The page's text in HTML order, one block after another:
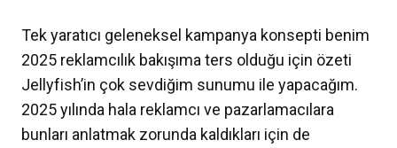
Tek yaratıcı geleneksel kampanya konsepti benim
2025 reklamcılık bakışıma ters olduğu için özeti
Jellyfish’in çok sevdiğim sunumu ile yapacağım.
2025 yılında hala reklamcı ve pazarlamacılara
bunları anlatmak zorunda kaldıkları için de